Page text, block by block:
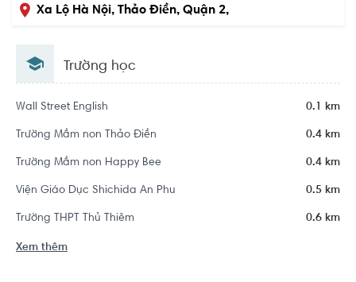
Xa Lộ Hà Nội, Thảo Điền, Quận 2,
Trường học
Wall Street English 0.1 km
Trường Mầm non Thảo Điền 0.4 km
Trường Mầm non Happy Bee 0.4 km
Viện Giáo Dục Shichida An Phu 0.5 km
Trường THPT Thủ Thiêm 0.6 km
Xem thêm